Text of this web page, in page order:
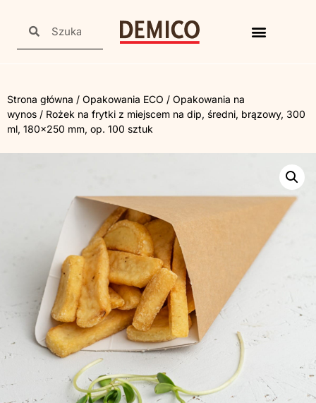
Strona główna / Opakowania ECO / Opakowania na
wynos / Rożek na frytki z miejscem na dip, średni, brązowy, 300
ml, 180×250 mm, op. 100 sztuk